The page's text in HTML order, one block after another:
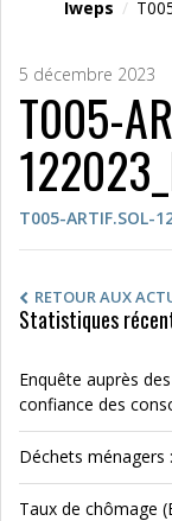
Iweps /
5 décembre 2023
T005-
T005-ARTIF.SOL-
RETOUR AUX
Statistiques
Enquête auprès
confiance des
Déchets
Taux de chômage